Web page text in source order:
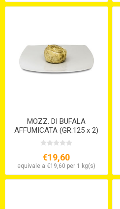
MOZZ. DI BUFALA
AFFUMICATA (GR.125 x 2)
€19,60
equivale a €19,60 per 1 kg(s)